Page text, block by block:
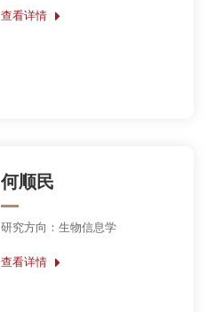
查看详情
何顺民
研究方向：生物信息学
查看详情